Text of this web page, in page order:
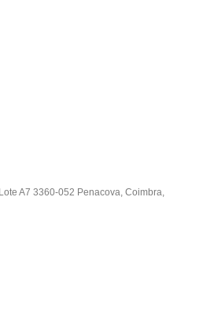
A7 3360-052 Penacova, Coimbra,